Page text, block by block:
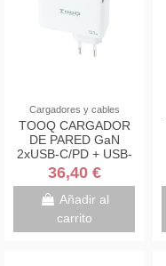
Cargadores y cables
TOOQ CARGADOR
DE PARED GaN
2xUSB-C/PD + USB-
A/QC 100W
36,40 €
Añadir al
carrito